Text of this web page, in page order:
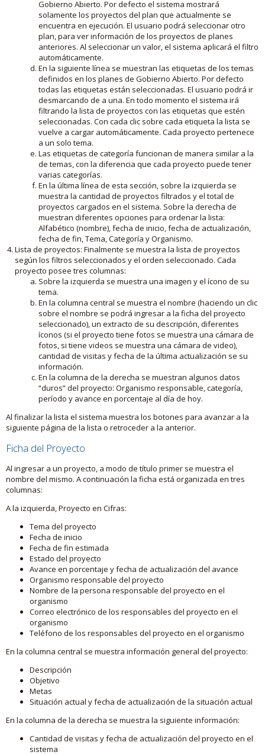
Gobierno Abierto. Por defecto el sistema mostrará
solamente los proyectos del plan que actualmente se
encuentra en ejecución. El usuario podrá seleccionar otro
plan, para ver información de los proyectos de planes
anteriores. Al seleccionar un valor, el sistema aplicará el filtro
automáticamente.
En la siguiente línea se muestran las etiquetas de los temas
definidos en los planes de Gobierno Abierto. Por defecto
todas las etiquetas están seleccionadas. El usuario podrá ir
desmarcando de a una. En todo momento el sistema irá
filtrando la lista de proyectos con las etiquetas que estén
seleccionadas. Con cada clic sobre cada etiqueta la lista se
vuelve a cargar automáticamente. Cada proyecto pertenece
a un solo tema.
Las etiquetas de categoría funcionan de manera similar a la
de temas, con la diferencia que cada proyecto puede tener
varias categorías.
En la última línea de esta sección, sobre la izquierda se
muestra la cantidad de proyectos filtrados y el total de
proyectos cargados en el sistema. Sobre la derecha de
muestran diferentes opciones para ordenar la lista:
Alfabético (nombre), fecha de inicio, fecha de actualización,
fecha de fin, Tema, Categoría y Organismo.
Lista de proyectos: Finalmente se muestra la lista de proyectos
según los filtros seleccionados y el orden seleccionado. Cada
proyecto posee tres columnas:
Sobre la izquierda se muestra una imagen y el ícono de su
tema.
En la columna central se muestra el nombre (haciendo un clic
sobre el nombre se podrá ingresar a la ficha del proyecto
seleccionado), un extracto de su descripción, diferentes
íconos (si el proyecto tiene fotos se muestra una cámara de
fotos, si tiene videos se muestra una cámara de video),
cantidad de visitas y fecha de la última actualización se su
información.
En la columna de la derecha se muestran algunos datos
“duros” del proyecto: Organismo responsable, categoría,
período y avance en porcentaje al día de hoy.
Al finalizar la lista el sistema muestra los botones para avanzar a la
siguiente página de la lista o retroceder a la anterior.
Ficha del Proyecto
Al ingresar a un proyecto, a modo de título primer se muestra el
nombre del mismo. A continuación la ficha está organizada en tres
columnas:
A la izquierda, Proyecto en Cifras:
Tema del proyecto
Fecha de inicio
Fecha de fin estimada
Estado del proyecto
Avance en porcentaje y fecha de actualización del avance
Organismo responsable del proyecto
Nombre de la persona responsable del proyecto en el
organismo
Correo electrónico de los responsables del proyecto en el
organismo
Teléfono de los responsables del proyecto en el organismo
En la columna central se muestra información general del proyecto:
Descripción
Objetivo
Metas
Situación actual y fecha de actualización de la situación actual
En la columna de la derecha se muestra la siguiente información:
Cantidad de visitas y fecha de actualización del proyecto en el
sistema